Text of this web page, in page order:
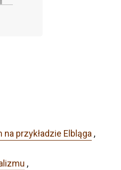
przykładzie Elbląga ,
,